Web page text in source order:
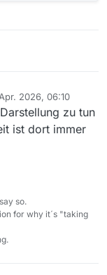
2026, 06:10
zu tun
ist dort immer
so.
for why it´s "taking